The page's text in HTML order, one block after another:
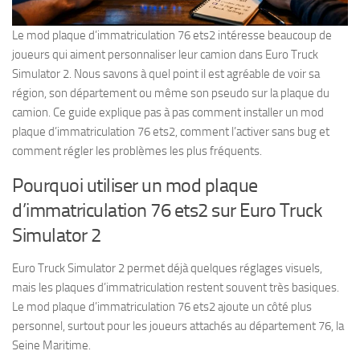
Le mod plaque d’immatriculation 76 ets2 intéresse beaucoup de
joueurs qui aiment personnaliser leur camion dans Euro Truck
Simulator 2. Nous savons à quel point il est agréable de voir sa
région, son département ou même son pseudo sur la plaque du
camion. Ce guide explique pas à pas comment installer un mod
plaque d’immatriculation 76 ets2, comment l’activer sans bug et
comment régler les problèmes les plus fréquents.
Pourquoi utiliser un mod plaque
d’immatriculation 76 ets2 sur Euro Truck
Simulator 2
Euro Truck Simulator 2 permet déjà quelques réglages visuels,
mais les plaques d’immatriculation restent souvent très basiques.
Le mod plaque d’immatriculation 76 ets2 ajoute un côté plus
personnel, surtout pour les joueurs attachés au département 76, la
Seine Maritime.